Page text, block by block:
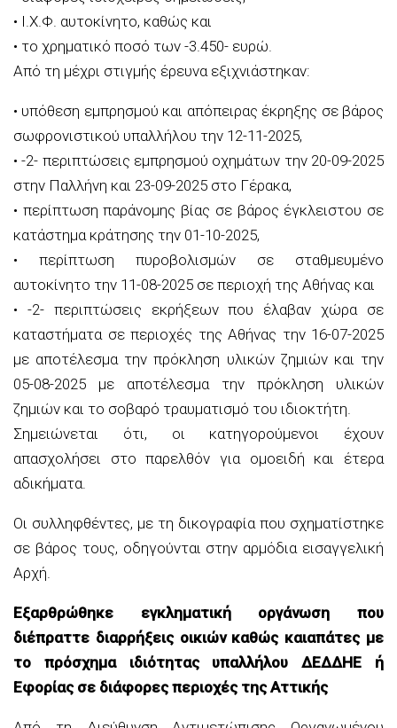
• Ι.Χ.Φ. αυτοκίνητο, καθώς και
• το χρηματικό ποσό των -3.450- ευρώ.
Από τη μέχρι στιγμής έρευνα εξιχνιάστηκαν:
• υπόθεση εμπρησμού και απόπειρας έκρηξης σε βάρος
σωφρονιστικού υπαλλήλου την 12-11-2025,
•-2- περιπτώσεις εμπρησμού οχημάτων την 20-09-2025
στην Παλλήνη και 23-09-2025 στο Γέρακα,
• περίπτωση παράνομης βίας σε βάρος έγκλειστου σε
κατάστημα κράτησης την 01-10-2025,
• περίπτωση πυροβολισμών σε σταθμευμένο
αυτοκίνητο την 11-08-2025 σε περιοχή της Αθήνας και
• -2- περιπτώσεις εκρήξεων που έλαβαν χώρα σε
καταστήματα σε περιοχές της Αθήνας την 16-07-2025
με αποτέλεσμα την πρόκληση υλικών ζημιών και την
05-08-2025 με αποτέλεσμα την πρόκληση υλικών
ζημιών και το σοβαρό τραυματισμό του ιδιοκτήτη
Σημειώνεται ότι, οι κατηγορούμενοι έχουν
απασχολήσει στο παρελθόν για ομοειδή και έτερα
αδικήματα.
Οι συλληφθέντες, με τη δικογραφία που σχηματίστηκε
σε βάρος τους, οδηγούνται στην αρμόδια εισαγγελική
Αρχή.
Εξαρθρώθηκε εγκληματική οργάνωση που
διέπραττε διαρρήξεις οικιών καθώς καιαπάτες με
το πρόσχημα ιδιότηταςυπαλλήλου ΔΕΔΔΗΕ ή
Εφορίαςσε διάφορες περιοχές της Αττικής